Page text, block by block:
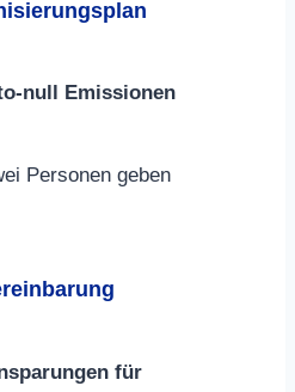
null Emissionen
für